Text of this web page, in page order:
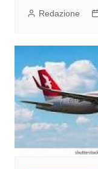
Redazione